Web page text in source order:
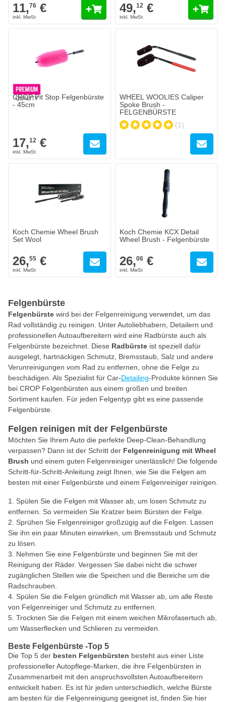
11,76 € 49,12 €
CROP Pit Stop Felgenbürste
- 45cm
17,12 €
WHEEL WOOLIES Caliper
Spoke Brush -
FELGENBÜRSTE
(1)
Koch Chemie Wheel Brush
Set Wool
26,55 €
Koch Chemie KCX Detail
Wheel Brush - Felgenbürste
26,06 €
Felgenbürste
Felgenbürste wird bei der Felgenreinigung verwendet, um das
Rad vollständig zu reinigen. Unter Autoliebhabern, Detailern und
professionellen Autoaufbereitern wird eine Radbürste auch als
Felgenbürste bezeichnet. Diese Radbürste ist speziell dafür
ausgelegt, hartnäckigen Schmutz, Bremsstaub, Salz und andere
Verunreinigungen vom Rad zu entfernen, ohne die Felge zu
beschädigen. Als Spezialist für Car-Detailing-Produkte können Sie
bei CROP Felgenbürsten aus einem großen und breiten
Sortiment kaufen. Für jeden Felgentyp gibt es eine passende
Felgenbürste.
Felgen reinigen mit der Felgenbürste
Möchten Sie Ihrem Auto die perfekte Deep-Clean-Behandlung
verpassen? Dann ist der Schritt der Felgenreinigung mit Wheel
Brush und einem guten Felgenreiniger unerlässlich! Die folgende
Schritt-für-Schritt-Anleitung zeigt Ihnen, wie Sie die Felgen am
besten mit einer Felgenbürste und einem Felgenreiniger reinigen.
Spülen Sie die Felgen mit Wasser ab, um losen Schmutz zu
entfernen. So vermeiden Sie Kratzer beim Bürsten der Felge.
Sprühen Sie Felgenreiniger großzügig auf die Felgen. Lassen
Sie ihn ein paar Minuten einwirken, um Bremsstaub und Schmutz
zu lösen.
Nehmen Sie eine Felgenbürste und beginnen Sie mit der
Reinigung der Räder. Vergessen Sie dabei nicht die schwer
zugänglichen Stellen wie die Speichen und die Bereiche um die
Radschrauben.
Spülen Sie die Felgen gründlich mit Wasser ab, um alle Reste
von Felgenreiniger und Schmutz zu entfernen.
Trocknen Sie die Felgen mit einem weichen Mikrofasertuch ab,
um Wasserflecken und Schlieren zu vermeiden.
Beste Felgenbürste -Top 5
Die Top 5 der besten Felgenbürsten besteht aus einer Liste
professioneller Autopflege-Marken, die ihre Felgenbürsten in
Zusammenarbeit mit den anspruchsvollsten Autoaufbereitern
entwickelt haben. Es ist für jeden unterschiedlich, welche Bürste
am besten für die Felgenreinigung geeignet ist, finden Sie hier